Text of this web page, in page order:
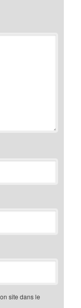
site dans le